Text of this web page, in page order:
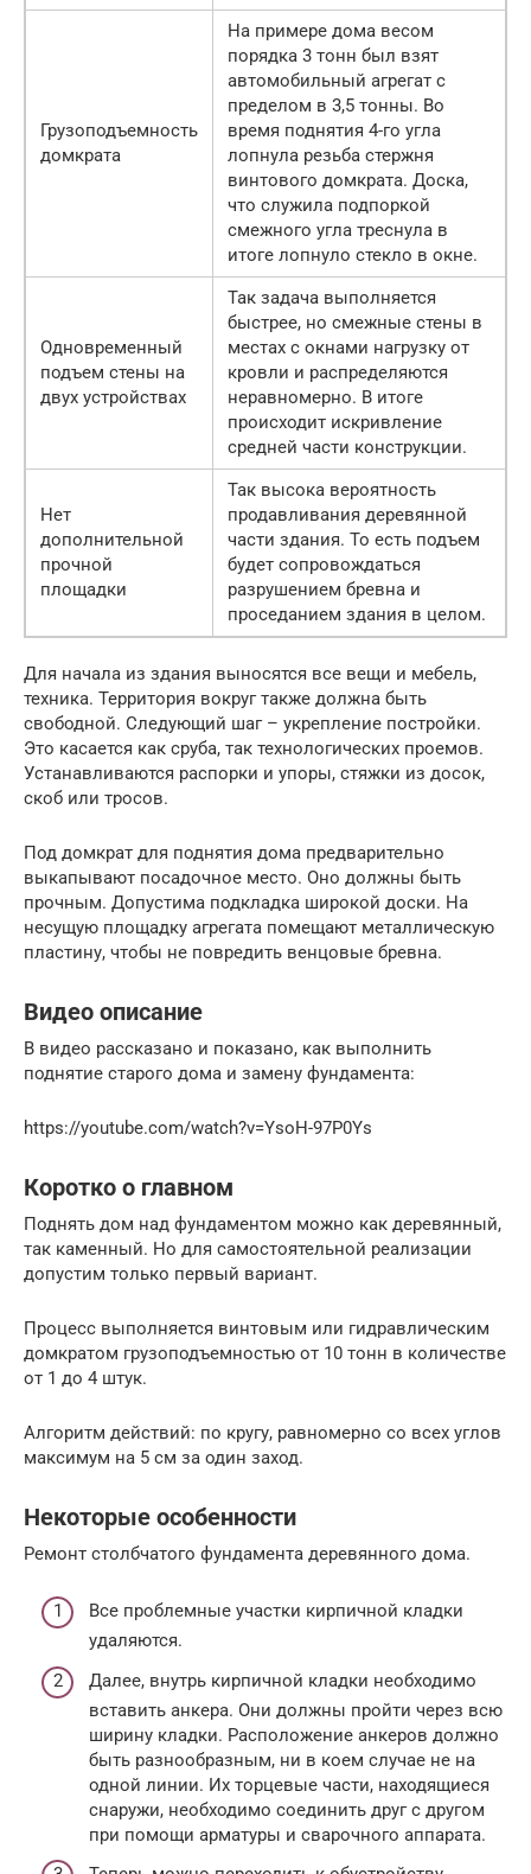
Грузоподъемность
домкрата
На примере дома весом
порядка 3 тонн был взят
автомобильный агрегат с
пределом в 3,5 тонны. Во
время поднятия 4-го угла
лопнула резьба стержня
винтового домкрата. Доска,
что служила подпоркой
смежного угла треснула в
итоге лопнуло стекло в окне.
Одновременный
подъем стены на
двух устройствах
Так задача выполняется
быстрее, но смежные стены в
местах с окнами нагрузку от
кровли и распределяются
неравномерно. В итоге
происходит искривление
средней части конструкции.
Нет
дополнительной
прочной
площадки
Так высока вероятность
продавливания деревянной
части здания. То есть подъем
будет сопровождаться
разрушением бревна и
проседанием здания в целом.
Для начала из здания выносятся все вещи и мебель,
техника. Территория вокруг также должна быть
свободной. Следующий шаг – укрепление постройки.
Это касается как сруба, так технологических проемов.
Устанавливаются распорки и упоры, стяжки из досок,
скоб или тросов.
Под домкрат для поднятия дома предварительно
выкапывают посадочное место. Оно должны быть
прочным. Допустима подкладка широкой доски. На
несущую площадку агрегата помещают металлическую
пластину, чтобы не повредить венцовые бревна.
Видео описание
В видео рассказано и показано, как выполнить
поднятие старого дома и замену фундамента:
https://youtube.com/watch?v=YsoH-97P0Ys
Коротко о главном
Поднять дом над фундаментом можно как деревянный,
так каменный. Но для самостоятельной реализации
допустим только первый вариант.
Процесс выполняется винтовым или гидравлическим
домкратом грузоподъемностью от 10 тонн в количестве
от 1 до 4 штук.
Алгоритм действий: по кругу, равномерно со всех углов
максимум на 5 см за один заход.
Некоторые особенности
Ремонт столбчатого фундамента деревянного дома.
Все проблемные участки кирпичной кладки
удаляются.
Далее, внутрь кирпичной кладки необходимо
вставить анкера. Они должны пройти через всю
ширину кладки. Расположение анкеров должно
быть разнообразным, ни в коем случае не на
одной линии. Их торцевые части, находящиеся
снаружи, необходимо соединить друг с другом
при помощи арматуры и сварочного аппарата.